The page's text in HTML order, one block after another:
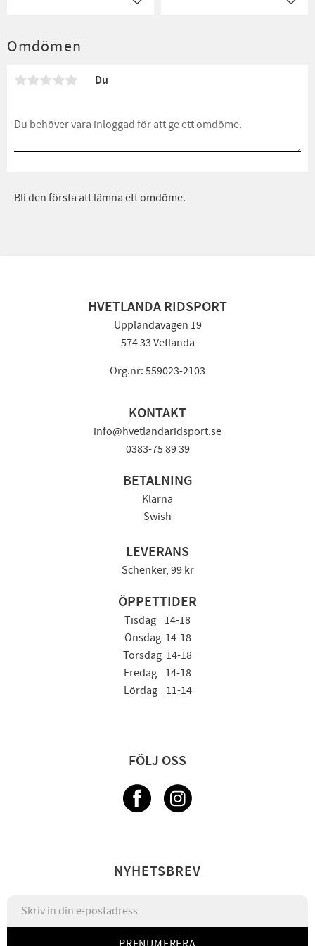
Omdömen
Du
Bli den första att lämna ett omdöme.
Lägg till i favoriter
HVETLANDA RIDSPORT
Upplandavägen 19
574 33 Vetlanda
Org.nr: 559023-2103
KONTAKT
info@hvetlandaridsport.se
0383-75 89 39
BETALNING
Klarna
Swish
LEVERANS
Schenker, 99 kr
ÖPPETTIDER
Tisdag 14-18
Onsdag 14-18
Torsdag 14-18
Fredag 14-18
Lördag 11-14
FÖLJ OSS
NYHETSBREV